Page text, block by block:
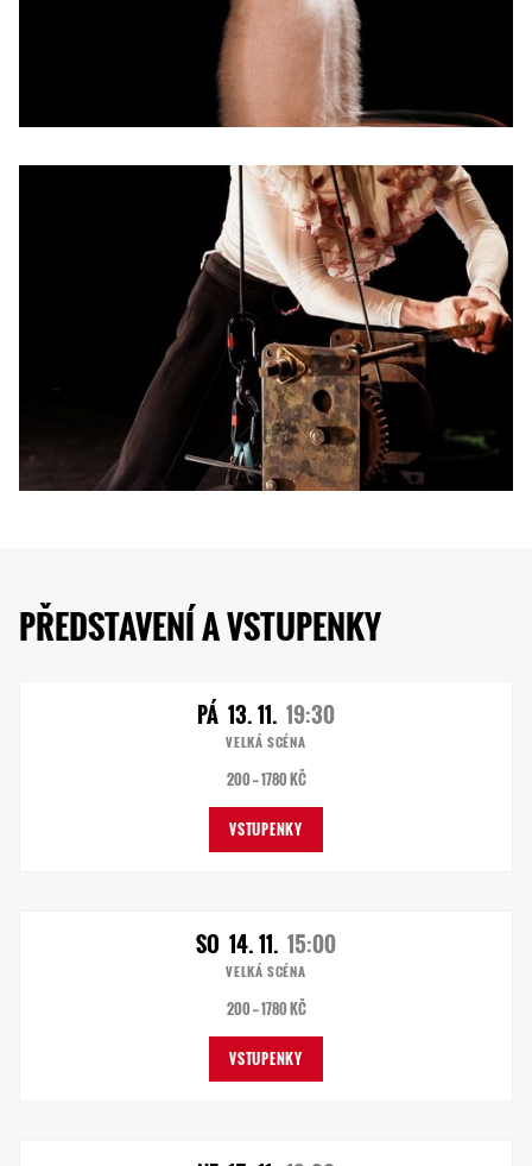
PŘEDSTAVENÍ A VSTUPENKY
PÁ 13. 11. 19:30
VELKÁ SCÉNA
200 — 1780 KČ
VSTUPENKY
SO 14. 11. 15:00
VELKÁ SCÉNA
200 — 1780 KČ
VSTUPENKY